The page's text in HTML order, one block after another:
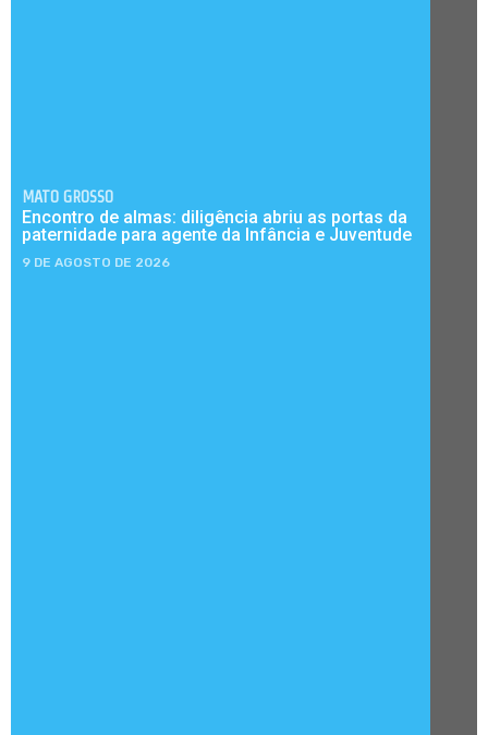
MATO GROSSO
Encontro de almas: diligência abriu as portas da
paternidade para agente da Infância e Juventude
9 DE AGOSTO DE 2026